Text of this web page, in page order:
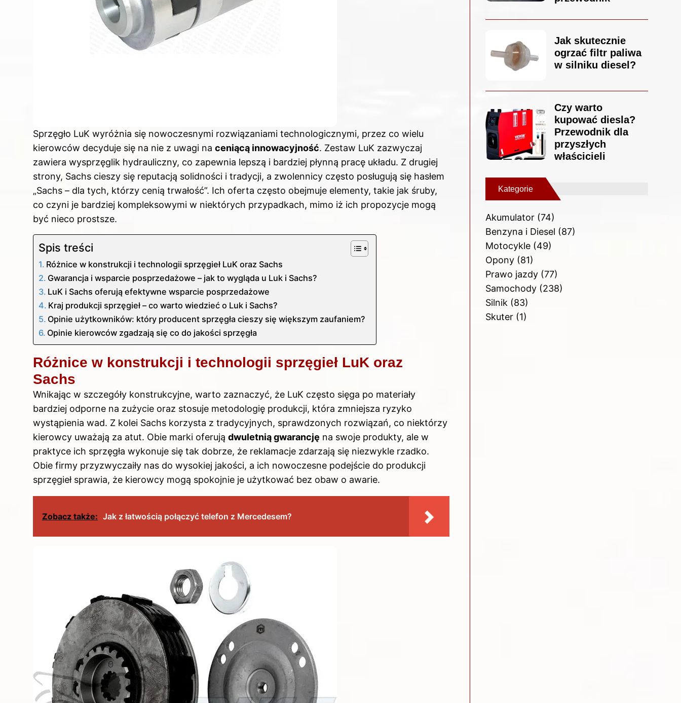
Sprzęgło LuK wyróżnia się nowoczesnymi rozwiązaniami technologicznymi, przez co wielu
kierowców decyduje się na nie z uwagi na ceniącą innowacyjność. Zestaw LuK zazwyczaj
zawiera wysprzęglik hydrauliczny, co zapewnia lepszą i bardziej płynną pracę układu. Z drugiej
strony, Sachs cieszy się reputacją solidności i tradycji, a zwolennicy często posługują się hasłem
„Sachs – dla tych, którzy cenią trwałość”. Ich oferta często obejmuje elementy, takie jak śruby,
co czyni je bardziej kompleksowymi w niektórych przypadkach, mimo iż ich propozycje mogą
być nieco prostsze.
Spis treści
Różnice w konstrukcji i technologii sprzęgieł LuK oraz Sachs
Gwarancja i wsparcie posprzedażowe – jak to wygląda u Luk i Sachs?
LuK i Sachs oferują efektywne wsparcie posprzedażowe
Kraj produkcji sprzęgieł – co warto wiedzieć o Luk i Sachs?
Opinie użytkowników: który producent sprzęgła cieszy się większym zaufaniem?
Opinie kierowców zgadzają się co do jakości sprzęgła
Różnice w konstrukcji i technologii sprzęgieł LuK oraz
Sachs
Wnikając w szczegóły konstrukcyjne, warto zaznaczyć, że LuK często sięga po materiały
bardziej odporne na zużycie oraz stosuje metodologię produkcji, która zmniejsza ryzyko
wystąpienia wad. Z kolei Sachs korzysta z tradycyjnych, sprawdzonych rozwiązań, co niektórzy
kierowcy uważają za atut. Obie marki oferują dwuletnią gwarancję na swoje produkty, ale w
praktyce ich sprzęgła wykonuje się tak dobrze, że reklamacje zdarzają się niezwykle rzadko.
Obie firmy przyzwyczaiły nas do wysokiej jakości, a ich nowoczesne podejście do produkcji
sprzęgieł sprawia, że kierowcy mogą spokojnie je użytkować bez obaw o awarie.
Zobacz także: Jak z łatwością połączyć telefon z Mercedesem?
Jak skutecznie
ogrzać filtr paliwa
w silniku diesel?
Czy warto
kupować diesla?
Przewodnik dla
przyszłych
właścicieli
Kategorie
Akumulator(74)
Benzyna i Diesel (87)
Motocykle(49)
Opony(81)
Prawo jazdy(77)
Samochody(238)
Silnik(83)
Skuter(1)